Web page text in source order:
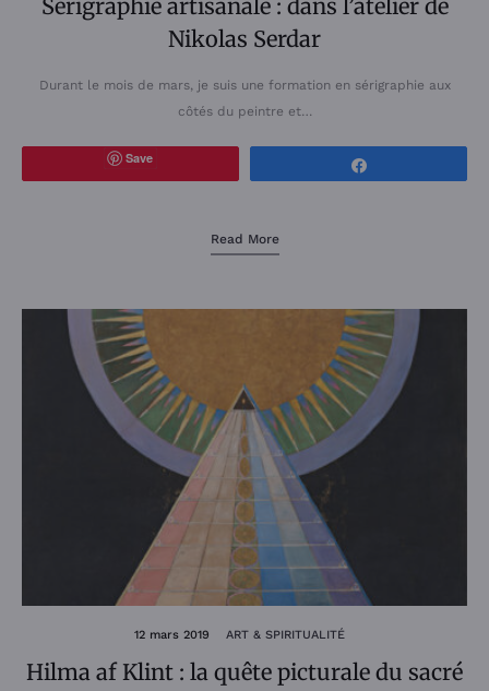
Sérigraphie artisanale : dans l’atelier de
Nikolas Serdar
Durant le mois de mars, je suis une formation en sérigraphie aux
côtés du peintre et…
Save
Read More
12 mars 2019 ART & SPIRITUALITÉ
Hilma af Klint : la quête picturale du sacré